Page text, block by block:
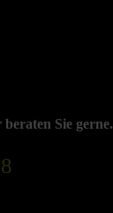
Sie gerne.